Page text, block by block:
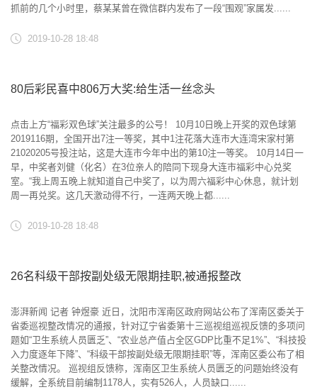
抓前的几个小时里，蔡某某曾在微信群内发布了一段“围观”家属发......
2019-10-28 18:48
80后彩民喜中806万大奖:给生活一丝念头
点击上方“福彩双色球”关注最多的公号！ 10月10日晚上开奖的双色球第
2019116期，全国开出7注一等奖，其中1注花落大连市大连湾宋家村第
21020205号投注站，这是大连市今年中出的第10注一等奖。 10月14日一
早，中奖者刘健（化名）在3位亲人的陪同下现身大连市福彩中心兑奖
室。“我上周五晚上就知道自己中奖了，以为周六福彩中心休息，就计划
周一再兑奖。这几天激动得不行，一连两天晚上都......
2019-10-28 18:48
26名科级干部按副处级无限期挂职,被通报整改
澎湃新闻 记者 钟煜豪 近日，沈阳市浑南区政府网站公布了浑南区委关于
省委巡视整改情况的通报，针对辽宁省委第十三巡视组巡视反馈的多项问
题如“卫生系统人员匮乏”、“农业总产值占全区GDP比重不足1%”、“科技投
入力度逐年下降”、“科级干部按副处级无限期挂职”等，浑南区委公布了相
关整改情况。 巡视组反馈称，浑南区卫生系统人员匮乏的问题始终没有
缓解，全系统目前编制1178人，实有526人，人员缺口......